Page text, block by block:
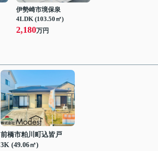
伊勢崎市境保泉
4LDK (103.50㎡)
2,180万円
前橋市粕川町込皆戸
3K (49.06㎡)